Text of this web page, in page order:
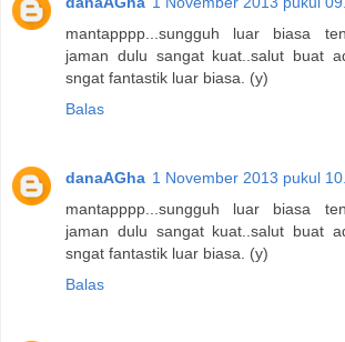
mantapppp...sungguh luar biasa
jaman dulu sangat kuat..salut buat
sngat fantastik luar biasa. (y)
Balas
danaAGha 1 November 2013 pukul
mantapppp...sungguh luar biasa
jaman dulu sangat kuat..salut buat
sngat fantastik luar biasa. (y)
Balas